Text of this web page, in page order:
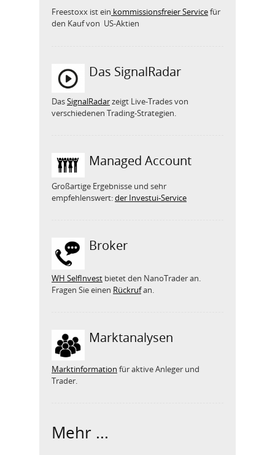
Freestoxx ist ein kommissionsfreier Servicefür
den Kauf von US-Aktien
Das SignalRadar
DasSignalRadarzeigt Live-Trades von
verschiedenen Trading-Strategien.
Managed Account
Großartige Ergebnisse und sehr
empfehlenswert:der Investui-Service
Broker
WH SelfInvest bietet den NanoTrader an.
Fragen Sie einen Rückrufan.
Marktanalysen
Marktinformation für aktive Anleger und
Trader.
Mehr ...